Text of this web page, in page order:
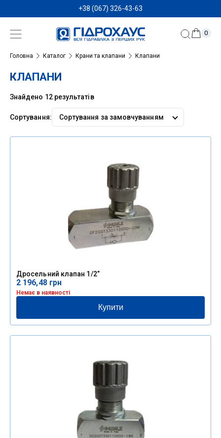
+38 (067) 326-43-63
0
Головна Каталог Крани та клапани Клапани
КЛАПАНИ
Знайдено 12 результатів
Сортувати
Сортування:
Дросельний клапан 1/2”
2 196,48 грн
Немає в наявності
Купити